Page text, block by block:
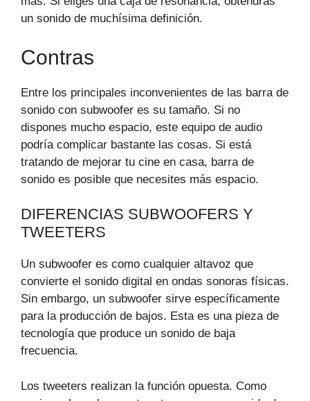
un sonido de muchísima definición.
Contras
Entre los principales inconvenientes de las barra de
sonido con subwoofer es su tamaño. Si no
dispones mucho espacio, este equipo de audio
podría complicar bastante las cosas. Si está
tratando de mejorar tu cine en casa, barra de
sonido es posible que necesites más espacio.
DIFERENCIAS SUBWOOFERS Y
TWEETERS
Un subwoofer es como cualquier altavoz que
convierte el sonido digital en ondas sonoras físicas.
Sin embargo, un subwoofer sirve específicamente
para la producción de bajos. Esta es una pieza de
tecnología que produce un sonido de baja
frecuencia.
Los tweeters realizan la función opuesta. Como